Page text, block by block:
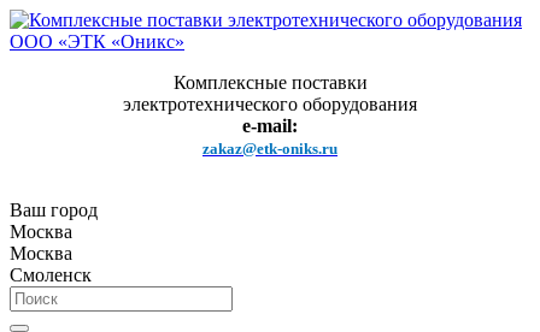
Комплексные поставки
электротехнического оборудования
e-mail:
zakaz@etk-oniks.ru
Ваш город
Москва
Москва
Смоленск